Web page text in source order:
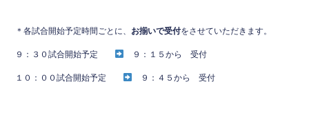
o
o
k
＊各試合開始予定時間ごとに、 お揃いで受付をさせていただきます。
９：３０試合開始予定 ９：１５から 受付
１０：００試合開始予定 ９：４５から 受付